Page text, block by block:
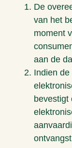
De
van het
moment
aan de
Indien
bevestigt